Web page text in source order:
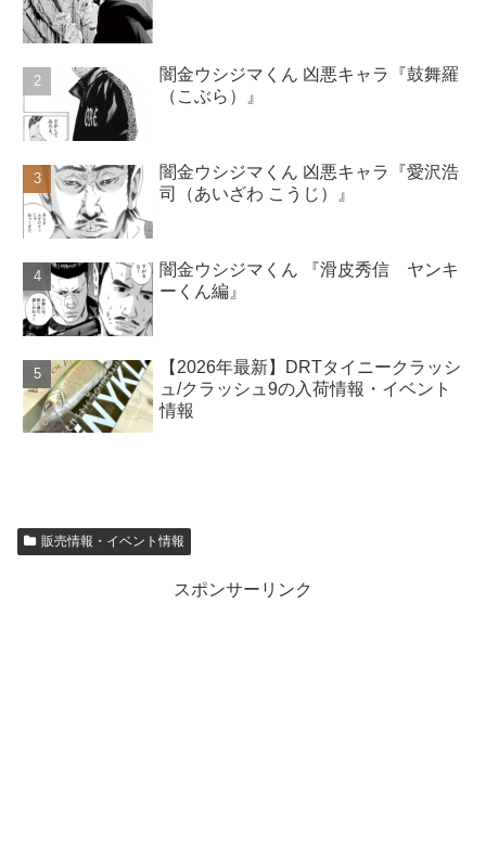
闇金ウシジマくん 凶悪キャラ『鼓舞羅
（こぶら）』
闇金ウシジマくん 凶悪キャラ『愛沢浩
司（あいざわ こうじ）』
闇金ウシジマくん 『滑皮秀信 ヤンキ
ーくん編』
【2026年最新】DRTタイニークラッシ
ュ/クラッシュ9の入荷情報・イベント
情報
販売情報・イベント情報
スポンサーリンク